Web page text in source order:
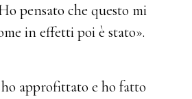
pensato che questo mi
in effetti poi è stato».
approfittato e ho fatto